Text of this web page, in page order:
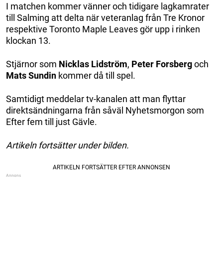
I matchen kommer vänner och tidigare lagkamrater
till Salming att delta när veteranlag från Tre Kronor
respektive Toronto Maple Leaves gör upp i rinken
klockan 13.
Stjärnor som Nicklas Lidström, Peter Forsbergoch
Mats Sundin kommer då till spel.
Samtidigt meddelar tv-kanalen att man flyttar
direktsändningarna från såväl Nyhetsmorgon som
Efter fem till just Gävle.
Artikeln fortsätter under bilden.